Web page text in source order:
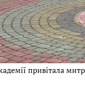
привітала